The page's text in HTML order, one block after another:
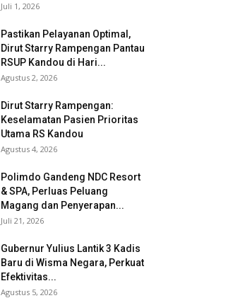
Juli 1, 2026
Pastikan Pelayanan Optimal,
Dirut Starry Rampengan Pantau
RSUP Kandou di Hari...
Agustus 2, 2026
Dirut Starry Rampengan:
Keselamatan Pasien Prioritas
Utama RS Kandou
Agustus 4, 2026
Polimdo Gandeng NDC Resort
& SPA, Perluas Peluang
Magang dan Penyerapan...
Juli 21, 2026
Gubernur Yulius Lantik 3 Kadis
Baru di Wisma Negara, Perkuat
Efektivitas...
Agustus 5, 2026